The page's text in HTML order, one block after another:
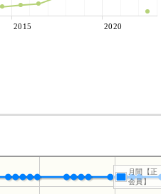
2015 2020
月間【正
会員】